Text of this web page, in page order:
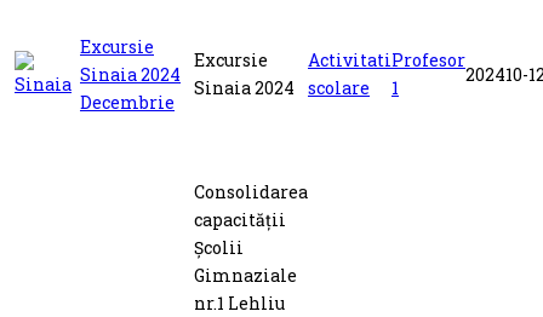
Excursie
Sinaia 2024
Decembrie
Excursie
Sinaia 2024
Activitati
scolare
Profesor
1
202410-
Consolidarea
capacității
Școlii
Gimnaziale
nr.1 Lehliu